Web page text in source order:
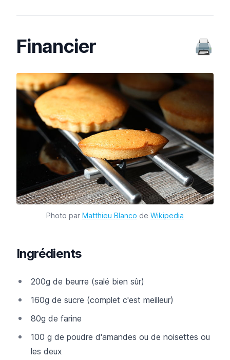
🖨️
Financier
Photo par Matthieu Blanco de Wikipedia
Ingrédients
200g de beurre (salé bien sûr)
160g de sucre (complet c'est meilleur)
80g de farine
100 g de poudre d'amandes ou de noisettes ou
les deux